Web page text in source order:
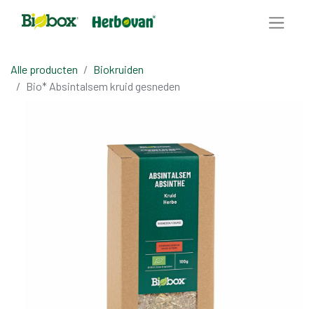
Alle producten
Biokruiden
Bio* Absintalsem kruid gesneden